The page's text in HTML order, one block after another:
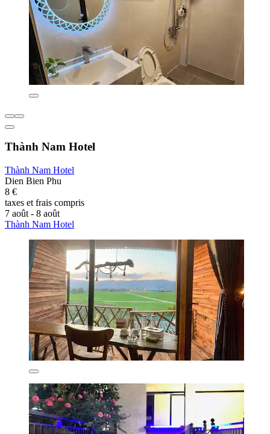
Thành Nam Hotel
Thành Nam Hotel
Dien Bien Phu
8 €
taxes et frais compris
7 août - 8 août
Thành Nam Hotel